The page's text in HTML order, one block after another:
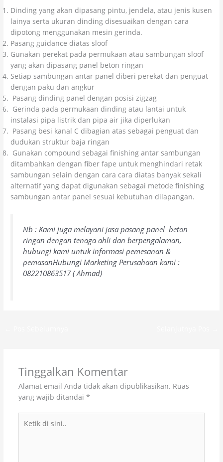
Dinding yang akan dipasang pintu, jendela, atau jenis kusen
lainya serta ukuran dinding disesuaikan dengan cara
dipotong menggunakan mesin gerinda.
Pasang guidance diatas sloof
Gunakan perekat pada permukaan atau sambungan sloof
yang akan dipasang panel beton ringan
Setiap sambungan antar panel diberi perekat dan penguat
dengan paku dan angkur
Pasang dinding panel dengan posisi zigzag
Gerinda pada permukaan dinding atau lantai untuk
instalasi pipa listrik dan pipa air jika diperlukan
Pasang besi kanal C dibagian atas sebagai penguat dan
dudukan struktur baja ringan
Gunakan compound sebagai finishing antar sambungan
ditambahkan dengan fiber fape untuk menghindari retak
sambungan selain dengan cara cara diatas banyak sekali
alternatif yang dapat digunakan sebagai metode finishing
sambungan antar panel sesuai kebutuhan dilapangan.
Nb : Kami juga melayani jasa pasang panel beton
ringan dengan tenaga ahli dan berpengalaman,
hubungi kami untuk informasi pemesanan &
pemasanHubungi Marketing Perusahaan kami :
082210863517 ( Ahmad)
Tinggalkan Komentar
Alamat email Anda tidak akan dipublikasikan. Ruas
yang wajib ditandai *